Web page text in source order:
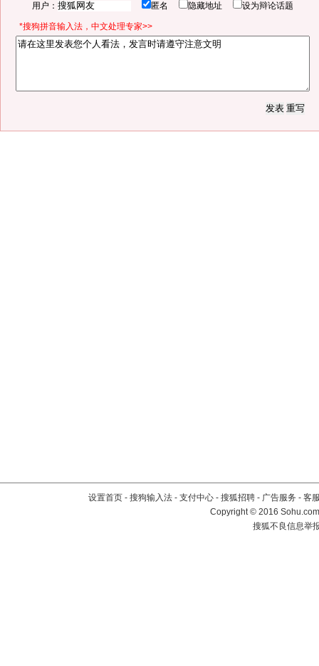
用户： 匿名 隐藏地址 设为辩论话题
*搜狗拼音输入法，中文处理专家>>
设置首页 - 搜狗输入法 - 支付中心 - 搜狐招聘 - 广告服务 - 客
Copyright©2016
搜狐不良信息举